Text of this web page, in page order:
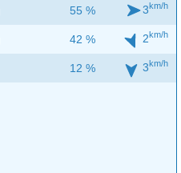
55 % 3km/h
42 % 2km/h
12 % 3km/h